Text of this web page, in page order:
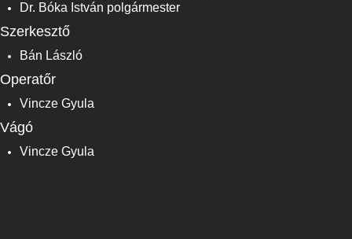
Dr. Bóka István polgármester
Szerkesztő
Bán László
Operatőr
Vincze Gyula
Vágó
Vincze Gyula